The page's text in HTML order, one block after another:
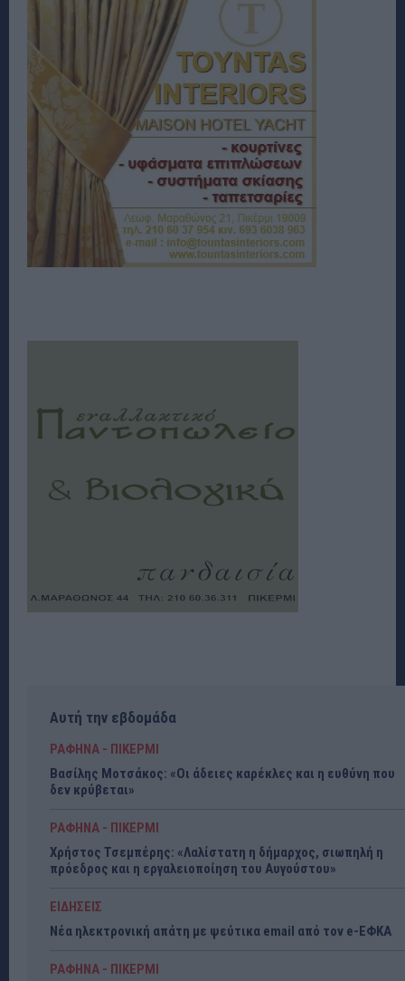
Αυτή την εβδομάδα
ΡΑΦΗΝΑ - ΠΙΚΕΡΜΙ
Βασίλης Μοτσάκος: «Οι άδειες καρέκλες και η ευθύνη που
δεν κρύβεται»
ΡΑΦΗΝΑ - ΠΙΚΕΡΜΙ
Χρήστος Τσεμπέρης: «Λαλίστατη η δήμαρχος, σιωπηλή η
πρόεδρος και η εργαλειοποίηση του Αυγούστου»
ΕΙΔΗΣΕΙΣ
Νέα ηλεκτρονική απάτη με ψεύτικα email από τον e-ΕΦΚΑ
ΡΑΦΗΝΑ - ΠΙΚΕΡΜΙ